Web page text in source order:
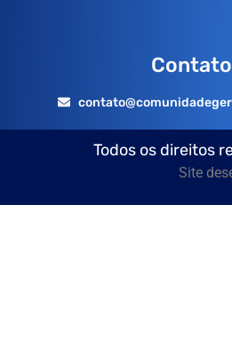
Todos os direitos
Site